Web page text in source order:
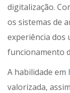
digitalização.
os sistemas de
experiência dos
funcionamento
A habilidade em
valorizada,